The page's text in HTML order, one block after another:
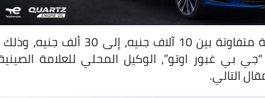
موديل 2024 بقيمة متفاوتة بين 10 آلاف
بي غبور اوتو”، الوكيل المحلي للعلامة
التالي.